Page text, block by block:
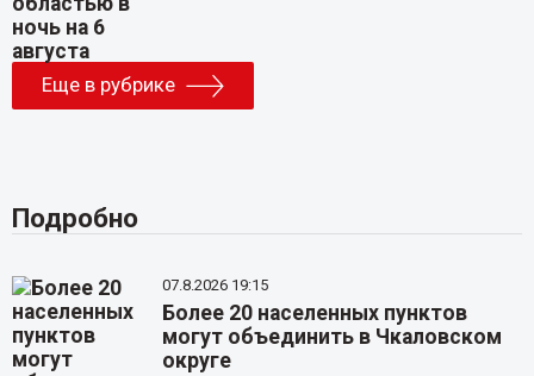
Еще в рубрике
Подробно
07.8.2026 19:15
Более 20 населенных пунктов
могут объединить в Чкаловском
округе